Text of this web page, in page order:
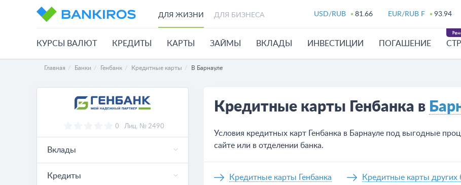
ДЛЯ ЖИЗНИ ДЛЯ БИЗНЕСА USD/RUB 81.66 EUR/RUB F 93.94
КУРСЫ ВАЛЮТ КРЕДИТЫ КАРТЫ ЗАЙМЫ ВКЛАДЫ ИНВЕСТИЦИИ ПОГАШЕНИЕ
Главная Банки Генбанк Кредитные карты В Барнауле
0 Лиц. № 2490
Вклады
Кредиты
Кредитные карты Генбанка в
Условия кредитных карт Генбанка в Барнауле под выгодные
сайте или в отделении банка.
Кредитные карты Генбанка
Кредитные карты других